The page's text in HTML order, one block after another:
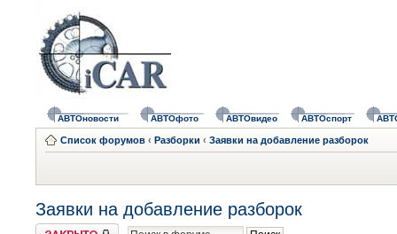
АВТОновости АВТОфото АВТОвидео АВТОспорт
Список форумов ‹ Разборки ‹ Заявки на добавление разборок
Заявки на добавление разборок
Форум закрыт